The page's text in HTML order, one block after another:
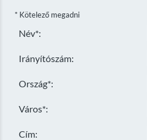
* Kötelező megadni
Név*:
Irányítószám:
Ország*:
Város*:
Cím: